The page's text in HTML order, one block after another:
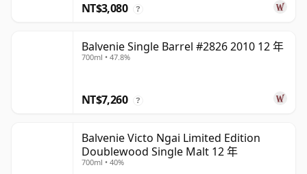
NT$3,080 ?
Balvenie Single Barrel #2826 2010 12 年
700ml • 47.8%
NT$7,260 ?
Balvenie Victo Ngai Limited Edition
Doublewood Single Malt 12 年
700ml • 40%